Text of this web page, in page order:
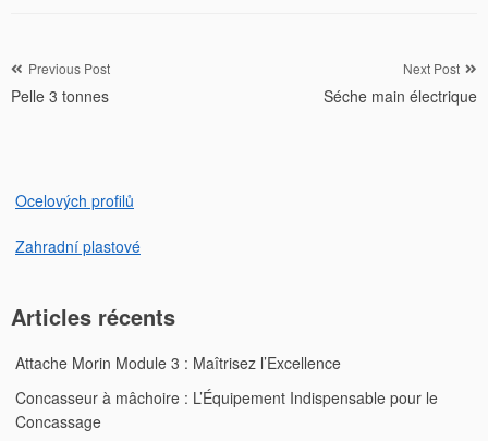
Navigation
de
Previous Post
Pelle 3 tonnes
Next Post
Séche main électrique
Ocelových profilů
Zahradní plastové
Articles récents
Attache Morin Module 3 : Maîtrisez l’Excellence
Concasseur à mâchoire : L’Équipement Indispensable pour le
Concassage